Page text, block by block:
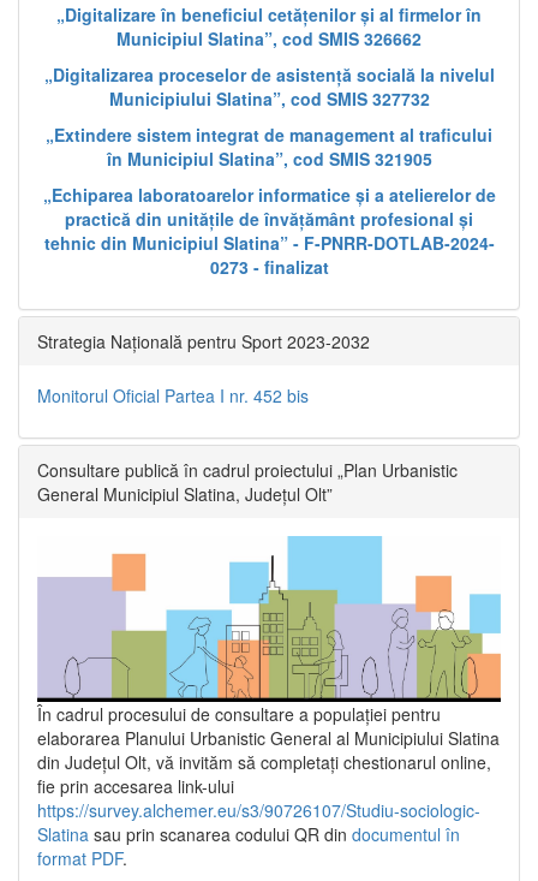
„Digitalizare în beneficiul cetățenilor și al firmelor în
Municipiul Slatina”, cod SMIS 326662
„Digitalizarea proceselor de asistență socială la nivelul
Municipiului Slatina”, cod SMIS 327732
„Extindere sistem integrat de management al traficului
în Municipiul Slatina”, cod SMIS 321905
„Echiparea laboratoarelor informatice și a atelierelor de
practică din unitățile de învățământ profesional și
tehnic din Municipiul Slatina” - F-PNRR-DOTLAB-2024-
0273 - finalizat
Strategia Națională pentru Sport 2023-2032
Monitorul Oficial Partea I nr. 452 bis
Consultare publică în cadrul proiectului „Plan Urbanistic
General Municipiul Slatina, Județul Olt”
În cadrul procesului de consultare a populaţiei pentru
elaborarea Planului Urbanistic General al Municipiului Slatina
din Județul Olt, vă invităm să completați chestionarul online,
fie prin accesarea link-ului
https://survey.alchemer.eu/s3/90726107/Studiu-sociologic-
Slatina sau prin scanarea codului QR din documentul în
format PDF.